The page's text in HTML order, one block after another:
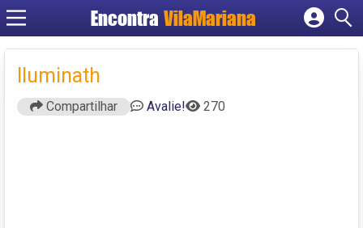
EncontraVilaMariana
Cadastrar empresa
Iluminath
Compartilhar Avalie! 270